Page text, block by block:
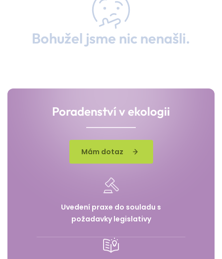
Bohužel jsme nic nenašli.
Poradenství v ekologii
Mám dotaz
Uvedení praxe do souladu s
požadavky legislativy